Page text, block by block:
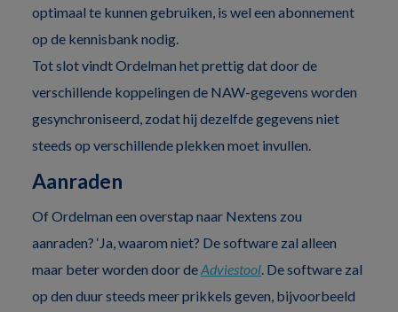
optimaal te kunnen gebruiken, is wel een abonnement
op de kennisbank nodig.
Tot slot vindt Ordelman het prettig dat door de
verschillende koppelingen de NAW-gegevens worden
gesynchroniseerd, zodat hij dezelfde gegevens niet
steeds op verschillende plekken moet invullen.
Aanraden
Of Ordelman een overstap naar Nextens zou
aanraden? ‘Ja, waarom niet? De software zal alleen
maar beter worden door deAdviestool. De software zal
op den duur steeds meer prikkels geven, bijvoorbeeld